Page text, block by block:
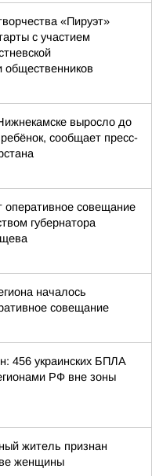
«Пируэт»
с участием
общественников
выросло до
сообщает пресс-
совещание
губернатора
началось
совещание
456 украинских БПЛА
РФ вне зоны
житель признан
женщины